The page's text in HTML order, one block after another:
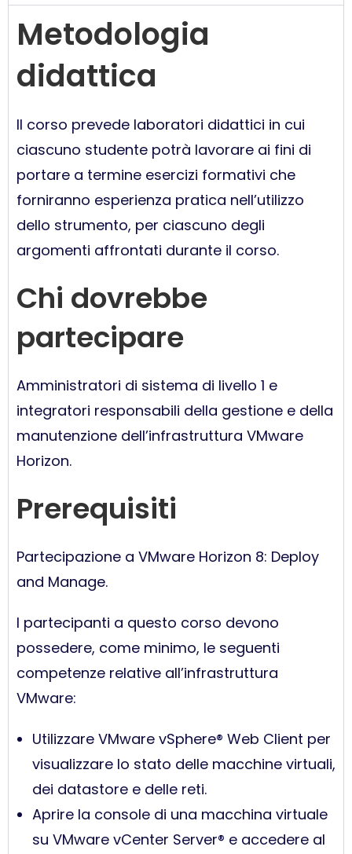
Metodologia
didattica
Il corso prevede laboratori didattici in cui
ciascuno studente potrà lavorare ai fini di
portare a termine esercizi formativi che
forniranno esperienza pratica nell’utilizzo
dello strumento, per ciascuno degli
argomenti affrontati durante il corso.
Chi dovrebbe
partecipare
Amministratori di sistema di livello 1 e
integratori responsabili della gestione e della
manutenzione dell’infrastruttura VMware
Horizon.
Prerequisiti
Partecipazione a VMware Horizon 8: Deploy
and Manage.
I partecipanti a questo corso devono
possedere, come minimo, le seguenti
competenze relative all’infrastruttura
VMware:
Utilizzare VMware vSphere® Web Client per
visualizzare lo stato delle macchine virtuali,
dei datastore e delle reti.
Aprire la console di una macchina virtuale
su VMware vCenter Server® e accedere al